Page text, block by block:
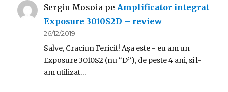
Sergiu Mosoia peAmplificator integrat
Exposure 3010S2D – review
26/12/2019
Salve, Craciun Fericit! Așa este - eu am un
Exposure 3010S2 (nu “D”), de peste 4 ani, si l-
am utilizat…